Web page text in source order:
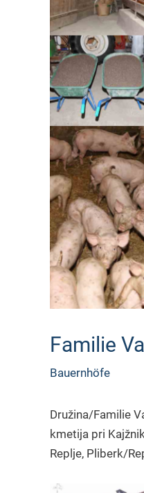
Familie
Bauernhöfe
Družina/Familie
kmetija pri
Replje, Pliberk/